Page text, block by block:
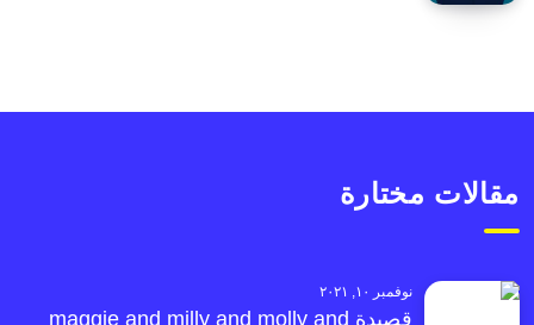
مقالات مختارة
نوفمبر ١٠, ٢٠٢١
قصيدة maggie and milly and molly and